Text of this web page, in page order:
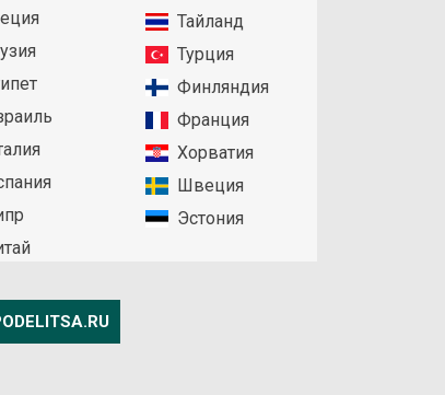
Тайланд
Турция
Финляндия
Франция
Хорватия
Швеция
Эстония